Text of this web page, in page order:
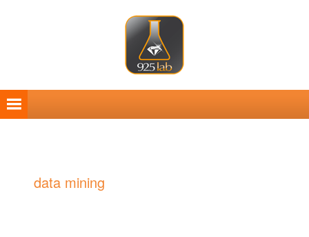
principal
data mining